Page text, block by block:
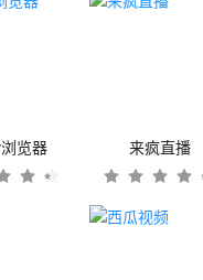
览器 来疯直播